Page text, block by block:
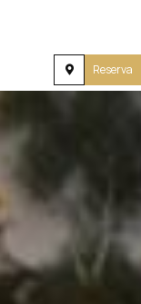
Reserva